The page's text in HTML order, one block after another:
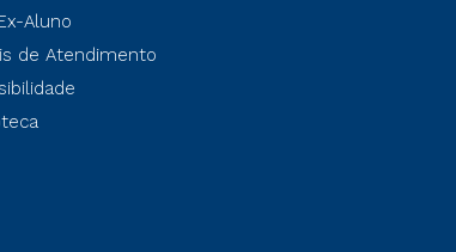
Aluno
de Atendimento